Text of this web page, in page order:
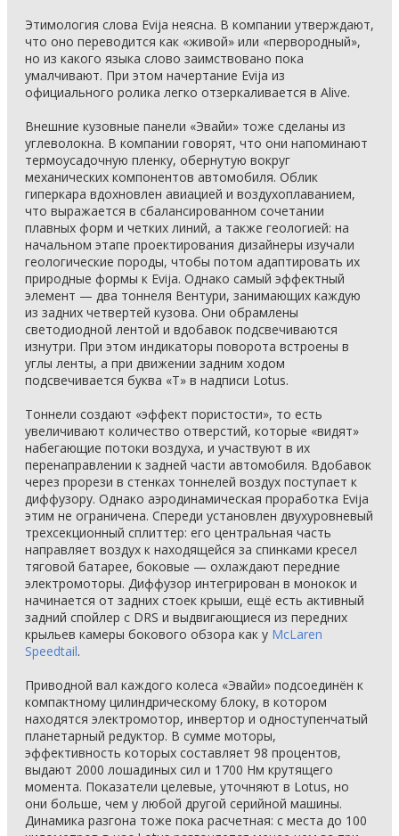
Этимология слова Evija неясна. В компании утверждают,
что оно переводится как «живой» или «первородный»,
но из какого языка слово заимствовано пока
умалчивают. При этом начертание Evija из
официального ролика легко отзеркаливается в Alive.
Внешние кузовные панели «Эвайи» тоже сделаны из
углеволокна. В компании говорят, что они напоминают
термоусадочную пленку, обернутую вокруг
механических компонентов автомобиля. Облик
гиперкара вдохновлен авиацией и воздухоплаванием,
что выражается в сбалансированном сочетании
плавных форм и четких линий, а также геологией: на
начальном этапе проектирования дизайнеры изучали
геологические породы, чтобы потом адаптировать их
природные формы к Evija. Однако самый эффектный
элемент — два тоннеля Вентури, занимающих каждую
из задних четвертей кузова. Они обрамлены
светодиодной лентой и вдобавок подсвечиваются
изнутри. При этом индикаторы поворота встроены в
углы ленты, а при движении задним ходом
подсвечивается буква «T» в надписи Lotus.
Тоннели создают «эффект пористости», то есть
увеличивают количество отверстий, которые «видят»
набегающие потоки воздуха, и участвуют в их
перенаправлении к задней части автомобиля. Вдобавок
через прорези в стенках тоннелей воздух поступает к
диффузору. Однако аэродинамическая проработка Evija
этим не ограничена. Спереди установлен двухуровневый
трехсекционный сплиттер: его центральная часть
направляет воздух к находящейся за спинками кресел
тяговой батарее, боковые — охлаждают передние
электромоторы. Диффузор интегрирован в монокок и
начинается от задних стоек крыши, ещё есть активный
задний спойлер с DRS и выдвигающиеся из передних
крыльев камеры бокового обзора как у McLaren
Speedtail.
Приводной вал каждого колеса «Эвайи» подсоединён к
компактному цилиндрическому блоку, в котором
находятся электромотор, инвертор и одноступенчатый
планетарный редуктор. В сумме моторы,
эффективность которых составляет 98 процентов,
выдают 2000 лошадиных сил и 1700 Нм крутящего
момента. Показатели целевые, уточняют в Lotus, но
они больше, чем у любой другой серийной машины.
Динамика разгона тоже пока расчетная: с места до 100